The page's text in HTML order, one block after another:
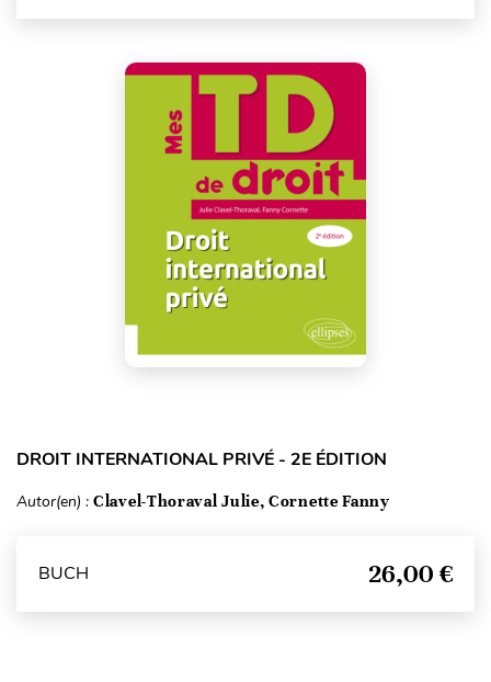
DROIT INTERNATIONAL PRIVÉ - 2E ÉDITION
Autor(en) : Clavel-Thoraval Julie, Cornette Fanny
BUCH 26,00 €